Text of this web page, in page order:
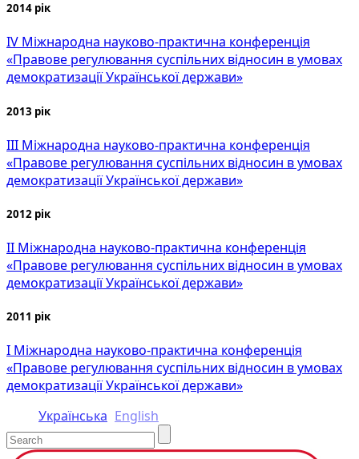
2014 рік
IV Міжнародна науково-практична конференція
«Правове регулювання суспільних відносин в умовах
демократизації Української держави»
2013 рік
III Міжнародна науково-практична конференція
«Правове регулювання суспільних відносин в умовах
демократизації Української держави»
2012 рік
II Міжнародна науково-практична конференція
«Правове регулювання суспільних відносин в умовах
демократизації Української держави»
2011 рік
I Міжнародна науково-практична конференція
«Правове регулювання суспільних відносин в умовах
демократизації Української держави»
Українська English